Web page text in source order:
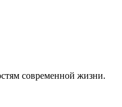
современной жизни.